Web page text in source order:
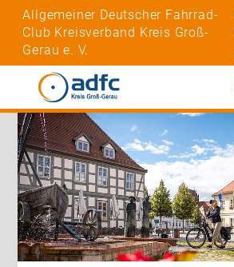
Allgemeiner Deutscher Fahrrad-
Club Kreisverband Kreis Groß-
Gerau e. V.